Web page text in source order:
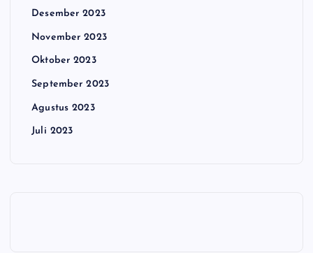
Desember 2023
November 2023
Oktober 2023
September 2023
Agustus 2023
Juli 2023